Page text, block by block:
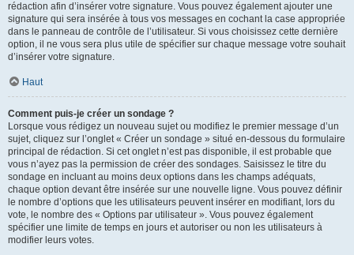
rédaction afin d’insérer votre signature. Vous pouvez également ajouter une
signature qui sera insérée à tous vos messages en cochant la case appropriée
dans le panneau de contrôle de l’utilisateur. Si vous choisissez cette dernière
option, il ne vous sera plus utile de spécifier sur chaque message votre souhait
d’insérer votre signature.
Haut
Comment puis-je créer un sondage ?
Lorsque vous rédigez un nouveau sujet ou modifiez le premier message d’un
sujet, cliquez sur l’onglet « Créer un sondage » situé en-dessous du formulaire
principal de rédaction. Si cet onglet n’est pas disponible, il est probable que
vous n’ayez pas la permission de créer des sondages. Saisissez le titre du
sondage en incluant au moins deux options dans les champs adéquats,
chaque option devant être insérée sur une nouvelle ligne. Vous pouvez définir
le nombre d’options que les utilisateurs peuvent insérer en modifiant, lors du
vote, le nombre des « Options par utilisateur ». Vous pouvez également
spécifier une limite de temps en jours et autoriser ou non les utilisateurs à
modifier leurs votes.